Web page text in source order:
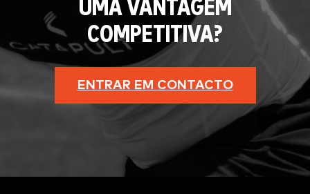
UMA VANTAGEM
COMPETITIVA?
ENTRAR EM CONTACTO